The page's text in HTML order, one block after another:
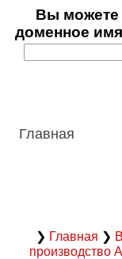
Вы можете
доменное
Главная
❯ Главная ❯
производство